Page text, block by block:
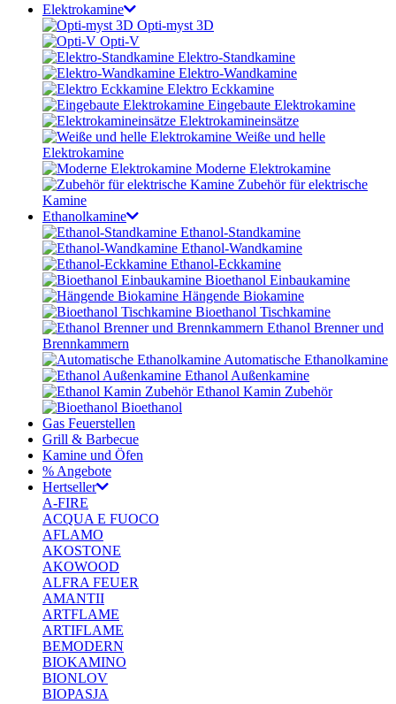
Elektrokamine
Opti-myst 3D
Opti-V
Elektro-Standkamine
Elektro-Wandkamine
Elektro Eckkamine
Eingebaute Elektrokamine
Elektrokamineinsätze
Weiße und helle
Elektrokamine
Moderne Elektrokamine
Zubehör für elektrische
Kamine
Ethanolkamine
Ethanol-Standkamine
Ethanol-Wandkamine
Ethanol-Eckkamine
Bioethanol Einbaukamine
Hängende Biokamine
Bioethanol Tischkamine
Ethanol Brenner und
Brennkammern
Automatische Ethanolkamine
Ethanol Außenkamine
Ethanol Kamin Zubehör
Bioethanol
Gas Feuerstellen
Grill & Barbecue
Kamine und Öfen
% Angebote
Hertseller
A-FIRE
ACQUA E FUOCO
AFLAMO
AKOSTONE
AKOWOOD
ALFRA FEUER
AMANTII
ARTFLAME
ARTIFLAME
BEMODERN
BIOKAMINO
BIONLOV
BIOPASJA